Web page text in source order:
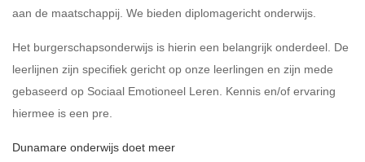
aan de maatschappij. We bieden diplomagericht onderwijs.
Het burgerschapsonderwijs is hierin een belangrijk onderdeel. De
leerlijnen zijn specifiek gericht op onze leerlingen en zijn mede
gebaseerd op Sociaal Emotioneel Leren. Kennis en/of ervaring
hiermee is een pre.
Dunamare onderwijs doet meer